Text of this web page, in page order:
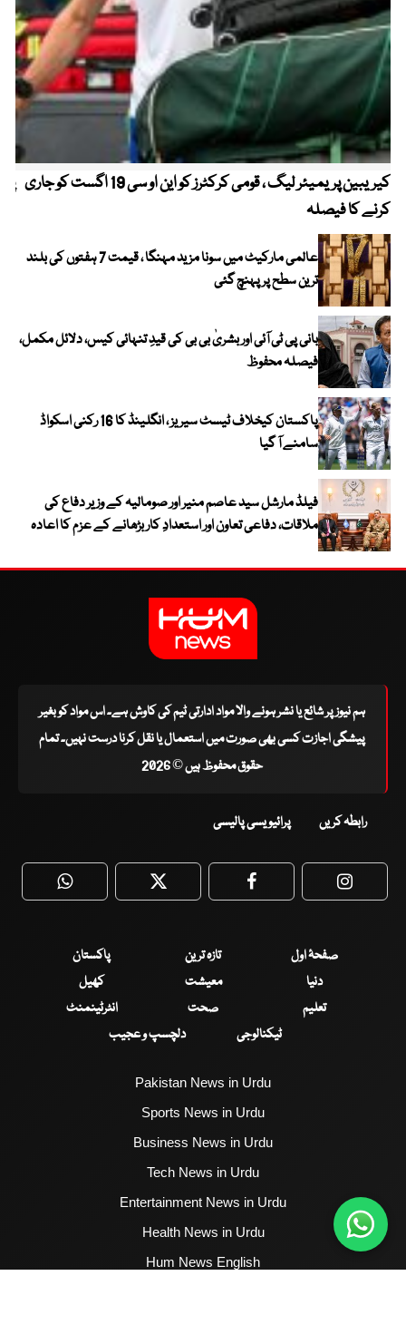
کیریبین پریمیئر لیگ ، قومی کرکٹرز کو این او سی 19 اگست کو جاری
کرنے کا فیصلہ
عالمی مارکیٹ میں سونا مزید مہنگا ، قیمت 7 ہفتوں کی بلند
ترین سطح پر پہنچ گئی
بانی پی ٹی آئی اور بشریٰ بی بی کی قیدِ تنہائی کیس، دلائل مکمل،
فیصلہ محفوظ
پاکستان کیخلاف ٹیسٹ سیریز ، انگلینڈ کا 16 رکنی اسکواڈ
سامنے آ گیا
فیلڈ مارشل سید عاصم منیر اور صومالیہ کے وزیر دفاع کی
ملاقات، دفاعی تعاون اور استعدادِ کار بڑھانے کے عزم کا اعادہ
ہم نیوز پر شائع یا نشر ہونے والا مواد ادارتی ٹیم کی کاوش ہے۔ اس مواد کو بغیر
پیشگی اجازت کسی بھی صورت میں استعمال یا نقل کرنا درست نہیں۔ تمام
حقوق محفوظ ہیں © 2026
رابطہ کریں پرائیویسی پالیسی
WhatsApp Twitter Facebook
صفحۂ اول تازہ ترین
پاکستان
دنیا
معیشت
کھیل
تعلیم
صحت
انٹرٹینمنٹ
ٹیکنالوجی
دلچسپ و عجیب
Pakistan News in Urdu
Sports News in Urdu
Business News in Urdu
Tech News in Urdu
Entertainment News in Urdu
Health News in Urdu
Hum News English